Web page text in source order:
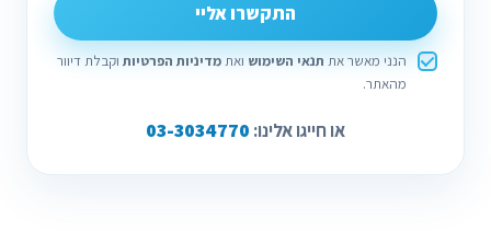
התקשרו אליי
הנני מאשר את תנאי השימוש ואתמדיניות הפרטיות וקבלת דיוור
מהאתר.
או חייגו אלינו: 03-3034770